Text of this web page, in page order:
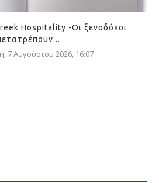
Hospitality -Οι ξενοδόχοι
7 Αυγούστου 2026, 16:07